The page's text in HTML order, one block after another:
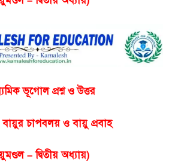
ভূগোল প্রশ্ন ও উত্তর
চাপবলয় ও বায়ু প্রবাহ
– দ্বিতীয় অধ্যায়)